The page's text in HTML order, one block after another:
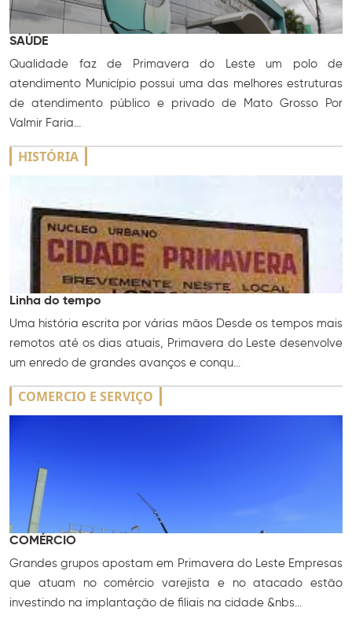
SAÚDE
Qualidade faz de Primavera do Leste um polo de
atendimento Município possui uma das melhores estruturas
de atendimento público e privado de Mato Grosso Por
Valmir Faria...
HISTÓRIA
Linha do tempo
Uma história escrita por várias mãos Desde os tempos mais
remotos até os dias atuais, Primavera do Leste desenvolve
um enredo de grandes avanços e conqu...
COMERCIO E SERVIÇO
COMÉRCIO
Grandes grupos apostam em Primavera do Leste Empresas
que atuam no comércio varejista e no atacado estão
investindo na implantação de filiais na cidade &nbs...